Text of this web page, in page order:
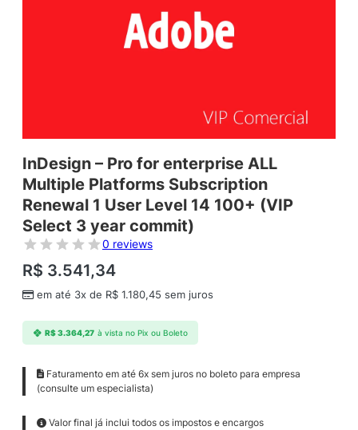
InDesign – Pro for enterprise ALL
Multiple Platforms Subscription
Renewal 1 User Level 14 100+ (VIP
Select 3 year commit)
0 reviews
R$ 3.541,34
em até 3x de R$ 1.180,45 sem juros
R$3.364,27 à vista no Pix ou Boleto
Faturamento em até 6x sem juros no boleto para empresa
(consulte um especialista)
Valor final já inclui todos os impostos e encargos